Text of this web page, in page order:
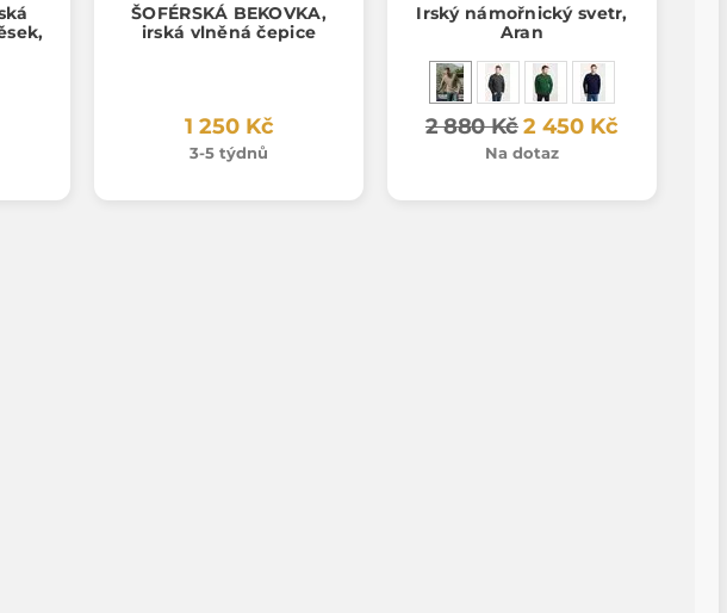
ŠOFÉRSKÁ BEKOVKA,
irská vlněná čepice
1 250 Kč
3-5 týdnů
Irský námořnický svetr,
Aran
2 880 Kč2 450 Kč
Na dotaz